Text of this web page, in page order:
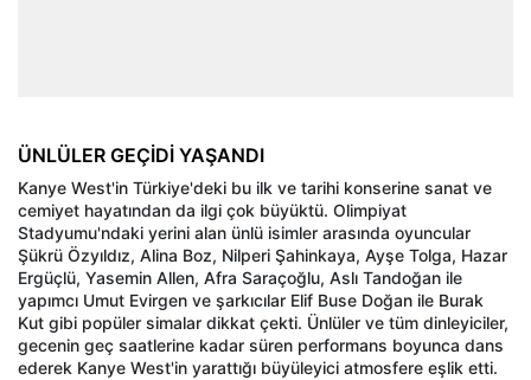
ÜNLÜLER GEÇİDİ YAŞANDI
Kanye West'in Türkiye'deki bu ilk ve tarihi konserine sanat ve
cemiyet hayatından da ilgi çok büyüktü. Olimpiyat
Stadyumu'ndaki yerini alan ünlü isimler arasında oyuncular
Şükrü Özyıldız, Alina Boz, Nilperi Şahinkaya, Ayşe Tolga, Hazar
Ergüçlü, Yasemin Allen, Afra Saraçoğlu, Aslı Tandoğan ile
yapımcı Umut Evirgen ve şarkıcılar Elif Buse Doğan ile Burak
Kut gibi popüler simalar dikkat çekti. Ünlüler ve tüm dinleyiciler,
gecenin geç saatlerine kadar süren performans boyunca dans
ederek Kanye West'in yarattığı büyüleyici atmosfere eşlik etti.